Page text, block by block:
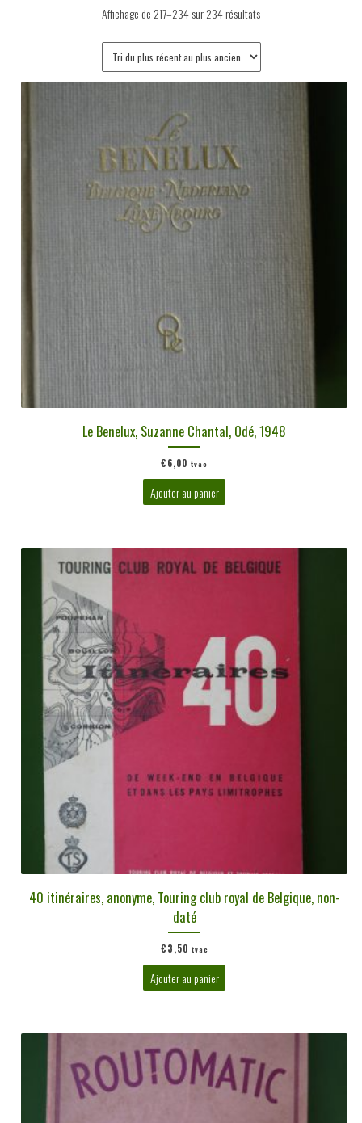
Affichage de 217–234 sur 234 résultatsTrié
récent
Le Benelux, Suzanne Chantal, Odé, 1948
€6,00 tvac
Ajouter au panier
40 itinéraires, anonyme, Touring club royal de Belgique, non-
daté
€3,50 tvac
Ajouter au panier